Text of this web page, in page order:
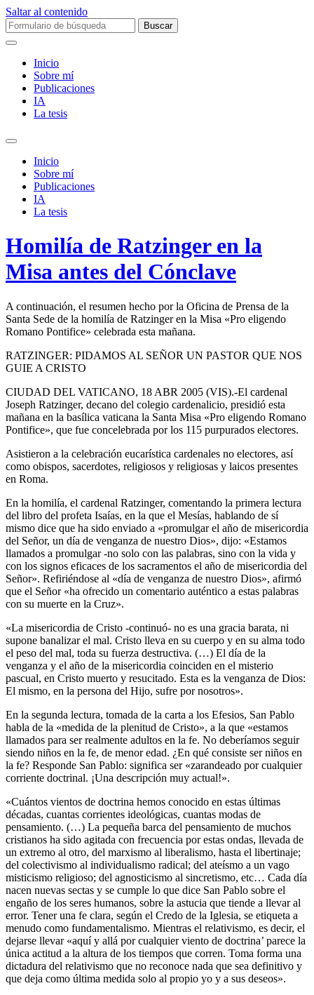
Saltar al contenido
Buscar:
Inicio
Sobre mí­
Publicaciones
IA
La tesis
Alternar
campo
búsqueda
Inicio
Sobre mí­
Publicaciones
IA
La tesis
Homilía de Ratzinger en la
Misa antes del Cónclave
A continuación, el resumen hecho por la Oficina de Prensa de la
Santa Sede de la homilía de Ratzinger en la Misa «Pro eligendo
Romano Pontifice» celebrada esta mañana.
RATZINGER: PIDAMOS AL SEÑOR UN PASTOR QUE NOS
GUIE A CRISTO
CIUDAD DEL VATICANO, 18 ABR 2005 (VIS).-El cardenal
Joseph Ratzinger, decano del colegio cardenalicio, presidió esta
mañana en la basílica vaticana la Santa Misa «Pro eligendo Romano
Pontifice», que fue concelebrada por los 115 purpurados electores.
Asistieron a la celebración eucarística cardenales no electores, así
como obispos, sacerdotes, religiosos y religiosas y laicos presentes
en Roma.
En la homilía, el cardenal Ratzinger, comentando la primera lectura
del libro del profeta Isaías, en la que el Mesías, hablando de sí
mismo dice que ha sido enviado a «promulgar el año de misericordia
del Señor, un día de venganza de nuestro Dios», dijo: «Estamos
llamados a promulgar -no solo con las palabras, sino con la vida y
con los signos eficaces de los sacramentos el año de misericordia del
Señor». Refiriéndose al «día de venganza de nuestro Dios», afirmó
que el Señor «ha ofrecido un comentario auténtico a estas palabras
con su muerte en la Cruz».
«La misericordia de Cristo -continuó- no es una gracia barata, ni
supone banalizar el mal. Cristo lleva en su cuerpo y en su alma todo
el peso del mal, toda su fuerza destructiva. (…) El día de la
venganza y el año de la misericordia coinciden en el misterio
pascual, en Cristo muerto y resucitado. Esta es la venganza de Dios:
El mismo, en la persona del Hijo, sufre por nosotros».
En la segunda lectura, tomada de la carta a los Efesios, San Pablo
habla de la «medida de la plenitud de Cristo», a la que «estamos
llamados para ser realmente adultos en la fe. No deberíamos seguir
siendo niños en la fe, de menor edad. ¿En qué consiste ser niños en
la fe? Responde San Pablo: significa ser «zarandeado por cualquier
corriente doctrinal. ¡Una descripción muy actual!».
«Cuántos vientos de doctrina hemos conocido en estas últimas
décadas, cuantas corrientes ideológicas, cuantas modas de
pensamiento. (…) La pequeña barca del pensamiento de muchos
cristianos ha sido agitada con frecuencia por estas ondas, llevada de
un extremo al otro, del marxismo al liberalismo, hasta el libertinaje;
del colectivismo al individualismo radical; del ateísmo a un vago
misticismo religioso; del agnosticismo al sincretismo, etc… Cada día
nacen nuevas sectas y se cumple lo que dice San Pablo sobre el
engaño de los seres humanos, sobre la astucia que tiende a llevar al
error. Tener una fe clara, según el Credo de la Iglesia, se etiqueta a
menudo como fundamentalismo. Mientras el relativismo, es decir, el
dejarse llevar «aquí y allá por cualquier viento de doctrina’ parece la
única actitud a la altura de los tiempos que corren. Toma forma una
dictadura del relativismo que no reconoce nada que sea definitivo y
que deja como última medida solo al propio yo y a sus deseos».